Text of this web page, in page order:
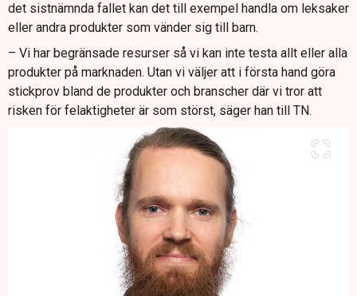
det sistnämnda fallet kan det till exempel handla om leksaker
eller andra produkter som vänder sig till barn.
– Vi har begränsade resurser så vi kan inte testa allt eller alla
produkter på marknaden. Utan vi väljer att i första hand göra
stickprov bland de produkter och branscher där vi tror att
risken för felaktigheter är som störst, säger han till TN.